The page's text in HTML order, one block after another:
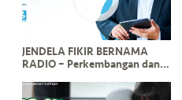
JENDELA FIKIR BERNAMA
RADIO – Perkembangan dan
Selangor